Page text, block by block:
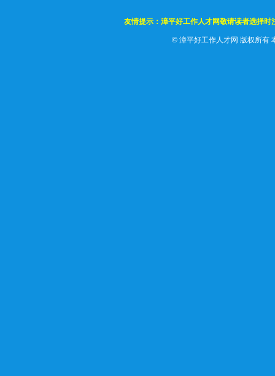
友情提示：漳平好工作人才网敬请读者选择
© 漳平好工作人才网 版权所有